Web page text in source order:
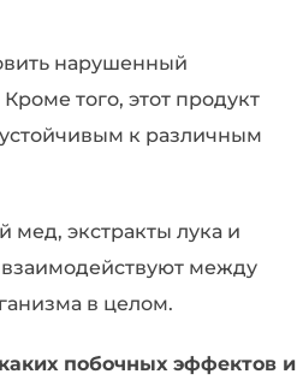
нарушенный
того, этот продукт
к различным
мед, экстракты лука и
между
в целом.
побочных эффектов и